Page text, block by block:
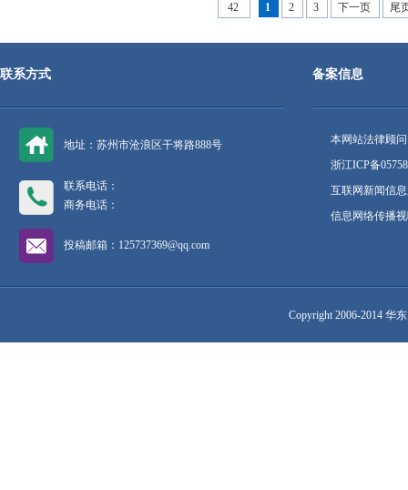
42 1 2 3 下一页 尾
联系方式
地址：苏州市沧浪区干将路888号
联系电话：
商务电话：
投稿邮箱：125737369@qq.com
备案信息
本网站法律顾
浙江ICP备
互联网新闻信
信息网络传播
Copyright 2006-2014 华